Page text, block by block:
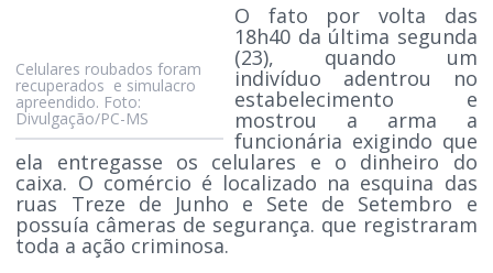
Celulares roubados foram
recuperados e simulacro
apreendido. Foto:
Divulgação/PC-MS
O fato por volta das
18h40 da última segunda
(23), quando um
indivíduo adentrou no
estabelecimento e
mostrou a arma a
funcionária exigindo que
ela entregasse os celulares e o dinheiro do
caixa. O comércio é localizado na esquina das
ruas Treze de Junho e Sete de Setembro e
possuía câmeras de segurança. que registraram
toda a ação criminosa.